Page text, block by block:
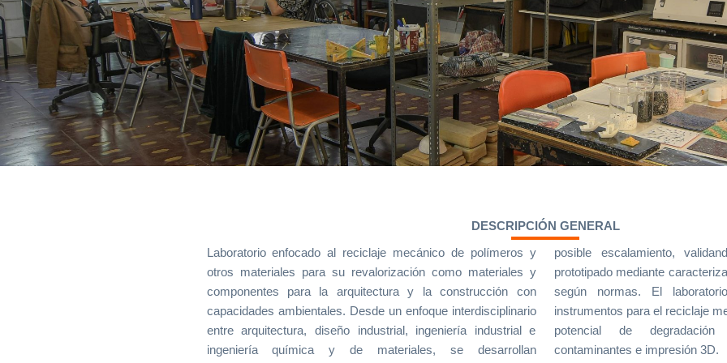
DESCRIPCIÓN GENERAL
Laboratorio enfocado al reciclaje mecánico de polímeros y
otros materiales para su revalorización como materiales y
componentes para la arquitectura y la construcción con
capacidades ambientales. Desde un enfoque interdisciplinario
entre arquitectura, diseño industrial, ingeniería industrial e
ingeniería química y de materiales, se desarrollan
posible escalamiento, validando pruebas de concepto y
prototipado mediante caracterización de materiales y ensayos
según normas. El laboratorio cuenta con máquinas e
instrumentos para el reciclaje mecánico, análisis ambiental del
potencial de degradación de gases atmosféricos
contaminantes e impresión 3D.